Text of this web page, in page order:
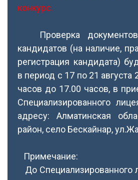
конкурс.
Проверка документов
кандидатов (на наличие,
регистрация кандидата)
в период с 17 по 21 августа
часов до 17.00 часов, в
Специализированного
адресу: Алматинская
район, село Бескайнар,
Примечание:
До Специализированного